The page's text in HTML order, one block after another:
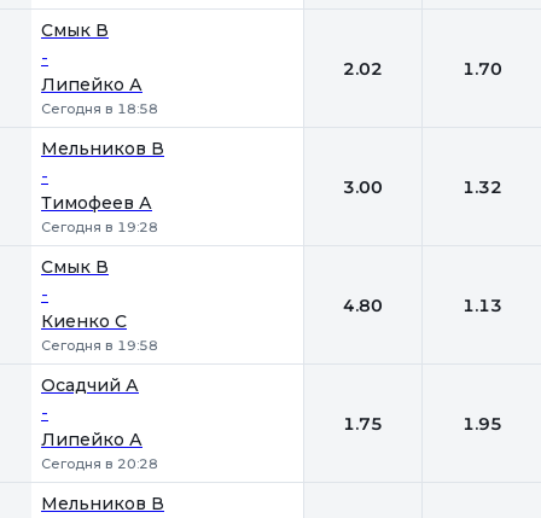
Смык В
-
Липейко А
Сегодня в 18:58
2.02 1.70
Мельников В
-
Тимофеев А
Сегодня в 19:28
3.00 1.32
Смык В
-
Киенко С
Сегодня в 19:58
4.80 1.13
Осадчий А
-
Липейко А
Сегодня в 20:28
1.75 1.95
Мельников В